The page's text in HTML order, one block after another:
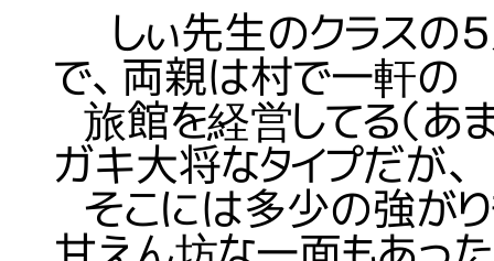
しぃ先生のクラスの
で、両親は村で一軒の
旅館を経営してる（あ
ガキ大将なタイプだが、
そこには多少の強がり
甘えん坊な一面もあっ